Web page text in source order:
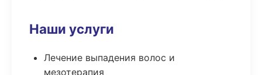
Наши услуги
Лечение выпадения волос и
мезотерапия